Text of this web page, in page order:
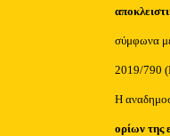
σύμφωνα
2019/790
Η
ορίων της